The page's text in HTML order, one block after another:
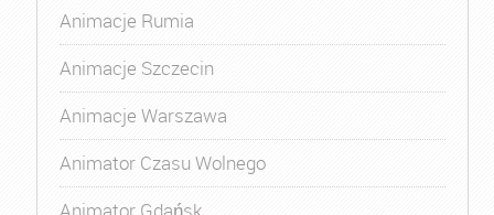
Animacje Rumia
Animacje Szczecin
Animacje Warszawa
Animator Czasu Wolnego